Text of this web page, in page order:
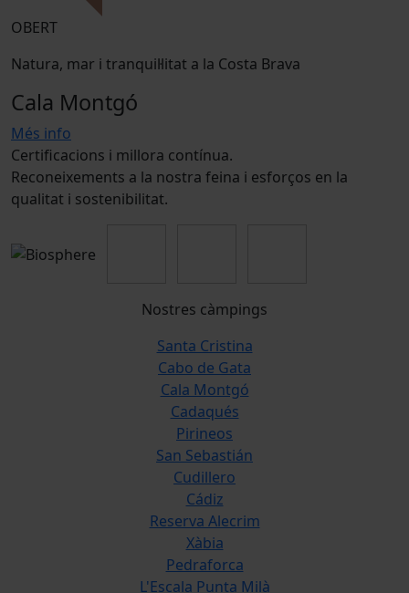
OBERT
Natura, mar i tranquil·litat a la Costa Brava
Cala Montgó
Més info
Certificacions i millora contínua.
Reconeixements a la nostra feina i esforços en la
qualitat i sostenibilitat.
Nostres càmpings
Santa Cristina
Cabo de Gata
Cala Montgó
Cadaqués
Pirineos
San Sebastián
Cudillero
Cádiz
Reserva Alecrim
Xàbia
Pedraforca
L'Escala Punta Milà